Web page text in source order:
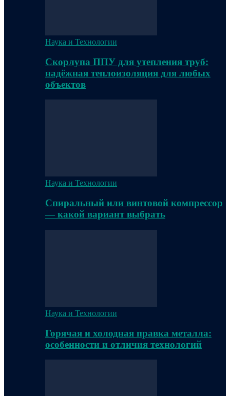
Наука и Технологии
Скорлупа ППУ для утепления труб:
надёжная теплоизоляция для любых
объектов
Наука и Технологии
Спиральный или винтовой компрессор
— какой вариант выбрать
Наука и Технологии
Горячая и холодная правка металла:
особенности и отличия технологий